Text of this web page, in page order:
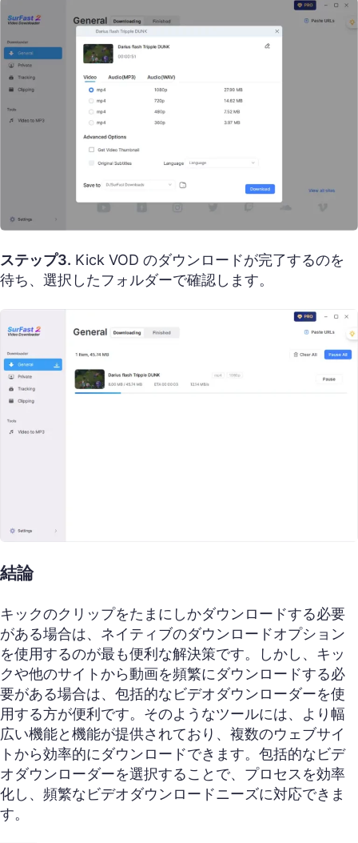
ステップ3. Kick VOD のダウンロードが完了するのを
待ち、選択したフォルダーで確認します。
結論
キックのクリップをたまにしかダウンロードする必要
がある場合は、ネイティブのダウンロードオプション
を使用するのが最も便利な解決策です。しかし、キッ
クや他のサイトから動画を頻繁にダウンロードする必
要がある場合は、包括的なビデオダウンローダーを使
用する方が便利です。そのようなツールには、より幅
広い機能と機能が提供されており、複数のウェブサイ
トから効率的にダウンロードできます。包括的なビデ
オダウンローダーを選択することで、プロセスを効率
化し、頻繁なビデオダウンロードニーズに対応できま
す。